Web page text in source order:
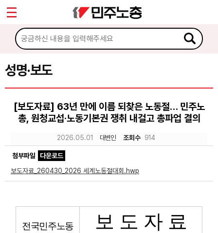
성명·보도
[보도자료] 63년 만에 이름 되찾은 노동절… 민주노
총, 원청교섭·노동기본권 쟁취 내걸고 총파업 결의
2026.05.01 대변인 조회수 914
첨부파일
다운로드
보도자료_260430_2026 세계노동절대회.hwp
전국민주노동
보 도 자 료
마이페이지
소개
소식
공지사항
성명·보도
노동상담
자료
Sketchbook5, 스케치북5
Sketchbook5, 스케치북5